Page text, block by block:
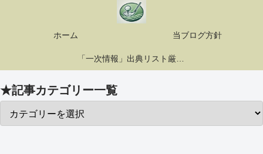
ホーム 当ブログ方針
「一次情報」出典リスト厳選10選
★記事カテゴリー一覧